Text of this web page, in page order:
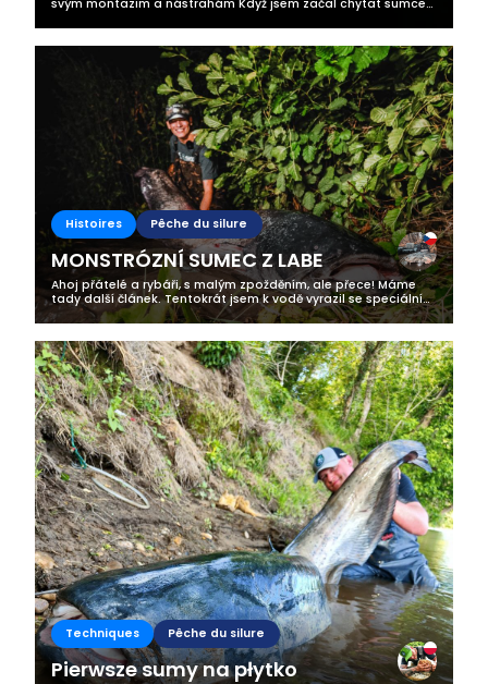
svým montazim a nástrahám Když jsem začal chytat sumce
úspěchy mi to...
Histoires Pêche du silure
MONSTRÓZNÍ SUMEC Z LABE
Ahoj přátelé a rybáři, s malým zpožděním, ale přece! Máme
tady další článek. Tentokrát jsem k vodě vyrazil se speciálním
hostem a kameromanem. U vody mě totiž na výpravě
navštívili dva super týpci...
Techniques Pêche du silure
Pierwsze sumy na płytko